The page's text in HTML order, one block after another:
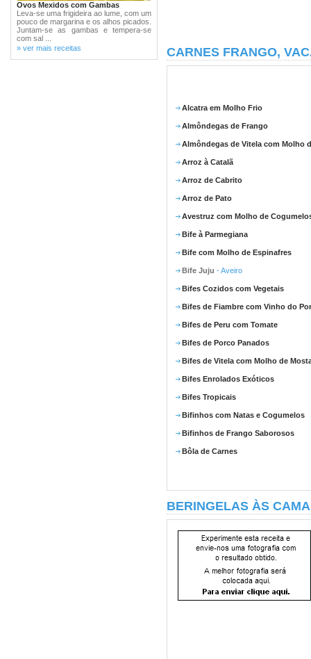
Ovos Mexidos com Gambas
Leva-se uma frigideira ao lume, com um
pouco de margarina e os alhos picados.
Juntam-se as gambas e tempera-se
com sal ...
» ver mais receitas
CARNES FRANGO,
Alcatra em Molho Frio
Almôndegas de Frango
Almôndegas de Vitela com Molho
Arroz à Catalã
Arroz de Cabrito
Arroz de Pato
Avestruz com Molho de
Bife à Parmegiana
Bife com Molho de Espinafres
Bife Juju - Aveiro
Bifes Cozidos com Vegetais
Bifes de Fiambre com Vinho do
Bifes de Peru com Tomate
Bifes de Porco Panados
Bifes de Vitela com Molho de
Bifes Enrolados Exóticos
Bifes Tropicais
Bifinhos com Natas e Cogumelos
Bifinhos de Frango Saborosos
Bôla de Carnes
BERINGELAS ÀS